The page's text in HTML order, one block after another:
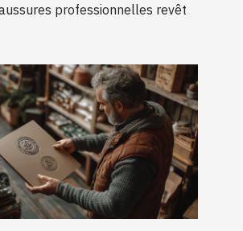
professionnelles revêt